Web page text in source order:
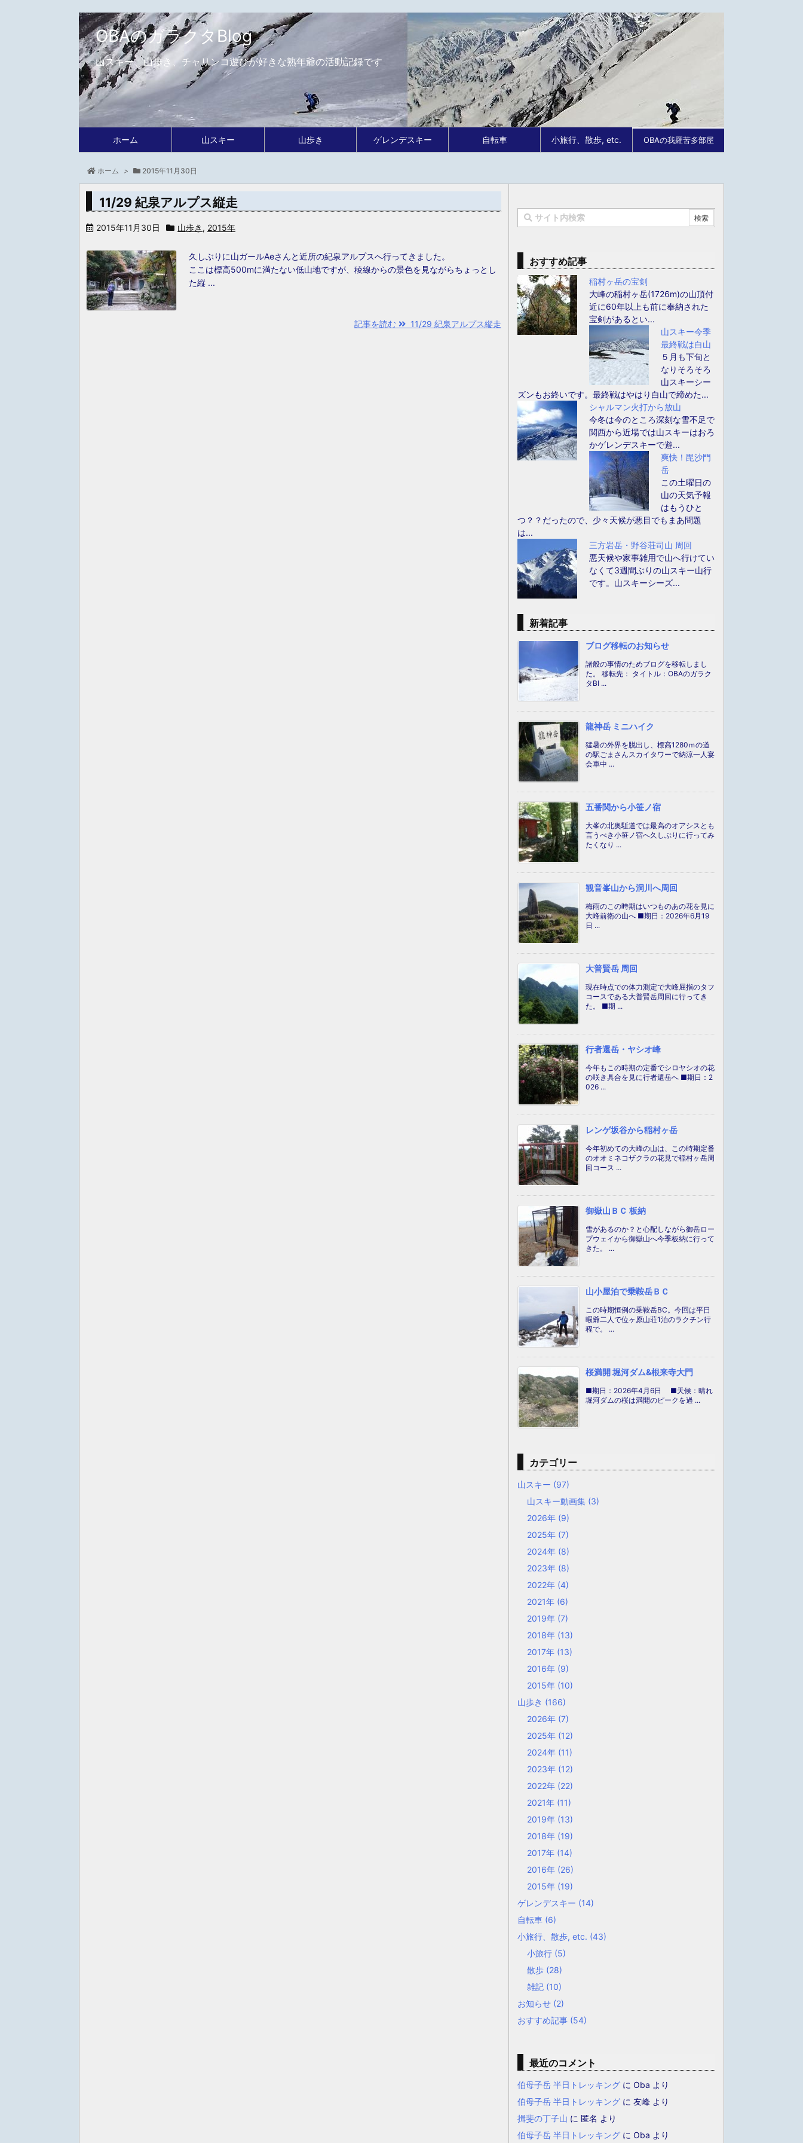
OBAのガラクタBlog
山スキー、山歩き、チャリンコ遊びが好きな熟年爺の活動記録です
ホーム 山スキー 山歩き ゲレンデスキー 自転車 小旅行、散歩, etc. OBAの我羅苦多部屋
ホーム > 2015年11月30日
11/29 紀泉アルプス縦走
2015年11月30日 山歩き , 2015年
久しぶりに山ガールAeさんと近所の紀泉アルプスへ行ってきました。
ここは標高500mに満たない低山地ですが、稜線からの景色を見ながらちょっとし
た縦 ...
記事を読む 11/29 紀泉アルプス縦走
おすすめ記事
稲村ヶ岳の宝剣
大峰の稲村ヶ岳(1726m)の山頂付
近に60年以上も前に奉納された
宝剣があるとい...
山スキー今季
最終戦は白山
５月も下旬と
なりそろそろ
山スキーシー
ズンもお終いです。最終戦はやはり白山で締めた...
シャルマン火打から放山
今冬は今のところ深刻な雪不足で
関西から近場では山スキーはおろ
かゲレンデスキーで遊...
爽快！毘沙門
岳
この土曜日の
山の天気予報
はもうひと
つ？？だったので、少々天候が悪目でもまあ問題
は...
三方岩岳・野谷荘司山 周回
悪天候や家事雑用で山へ行けてい
なくて3週間ぶりの山スキー山行
です。山スキーシーズ...
新着記事
ブログ移転のお知らせ
諸般の事情のためブログを移転しまし
た。 移転先： タイトル：OBAのガラク
タBl ...
龍神岳 ミニハイク
猛暑の外界を脱出し、標高1280ｍの道
の駅ごまさんスカイタワーで納涼一人宴
会車中 ...
五番関から小笹ノ宿
大峯の北奥駈道では最高のオアシスとも
言うべき小笹ノ宿へ久しぶりに行ってみ
たくなり ...
観音峯山から洞川へ周回
梅雨のこの時期はいつものあの花を見に
大峰前衛の山へ ■期日：2026年6月19
日 ...
大普賢岳 周回
現在時点での体力測定で大峰屈指のタフ
コースである大普賢岳周回に行ってき
た。 ■期 ...
行者還岳・ヤシオ峰
今年もこの時期の定番でシロヤシオの花
の咲き具合を見に行者還岳へ ■期日：2
026 ...
レンゲ坂谷から稲村ヶ岳
今年初めての大峰の山は、この時期定番
のオオミネコザクラの花見で稲村ヶ岳周
回コース ...
御嶽山ＢＣ 板納
雪があるのか？と心配しながら御岳ロー
プウェイから御嶽山へ今季板納に行って
きた。 ...
山小屋泊で乗鞍岳ＢＣ
この時期恒例の乗鞍岳BC。今回は平日
暇爺二人で位ヶ原山荘1泊のラクチン行
程で。 ...
桜満開 堀河ダム&根来寺大門
■期日：2026年4月6日 ■天候：晴れ
堀河ダムの桜は満開のピークを過 ...
カテゴリー
山スキー (97)
山スキー動画集 (3)
2026年 (9)
2025年 (7)
2024年 (8)
2023年 (8)
2022年 (4)
2021年 (6)
2019年 (7)
2018年 (13)
2017年 (13)
2016年 (9)
2015年 (10)
山歩き (166)
2026年 (7)
2025年 (12)
2024年 (11)
2023年 (12)
2022年 (22)
2021年 (11)
2019年 (13)
2018年 (19)
2017年 (14)
2016年 (26)
2015年 (19)
ゲレンデスキー (14)
自転車 (6)
小旅行、散歩, etc. (43)
小旅行 (5)
散歩 (28)
雑記 (10)
お知らせ (2)
おすすめ記事 (54)
最近のコメント
伯母子岳 半日トレッキング に Oba より
伯母子岳 半日トレッキング に 友峰 より
揖斐の丁子山 に 匿名 より
伯母子岳 半日トレッキング に Oba より